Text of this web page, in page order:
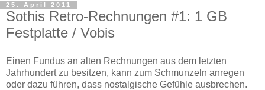
25. April 2011
Sothis Retro-Rechnungen #1: 1 GB
Festplatte / Vobis
Einen Fundus an alten Rechnungen aus dem letzten
Jahrhundert zu besitzen, kann zum Schmunzeln anregen
oder dazu führen, dass nostalgische Gefühle ausbrechen.